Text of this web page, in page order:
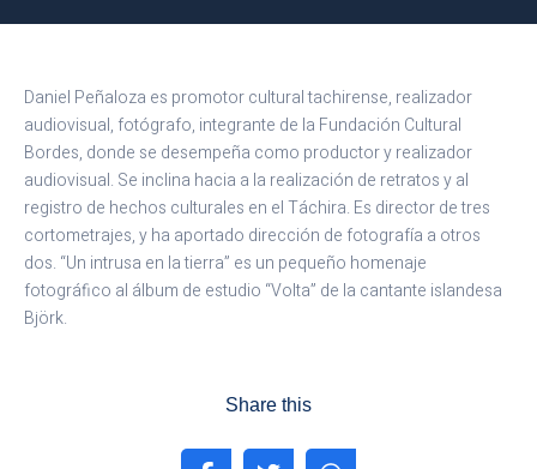
Daniel Peñaloza es promotor cultural tachirense, realizador
audiovisual, fotógrafo, integrante de la Fundación Cultural
Bordes, donde se desempeña como productor y realizador
audiovisual. Se inclina hacia a la realización de retratos y al
registro de hechos culturales en el Táchira. Es director de tres
cortometrajes, y ha aportado dirección de fotografía a otros
dos. “Un intrusa en la tierra” es un pequeño homenaje
fotográfico al álbum de estudio “Volta” de la cantante islandesa
Björk.
Share this